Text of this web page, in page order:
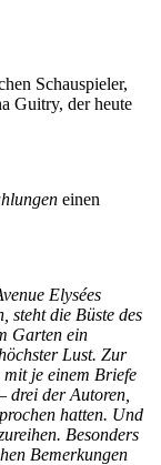
Schauspieler,
Guitry, der heute
einen
Elysées
steht die Büste des
Garten ein
Lust. Zur
je einem Briefe
drei der Autoren,
hatten. Und
Besonders
Bemerkungen